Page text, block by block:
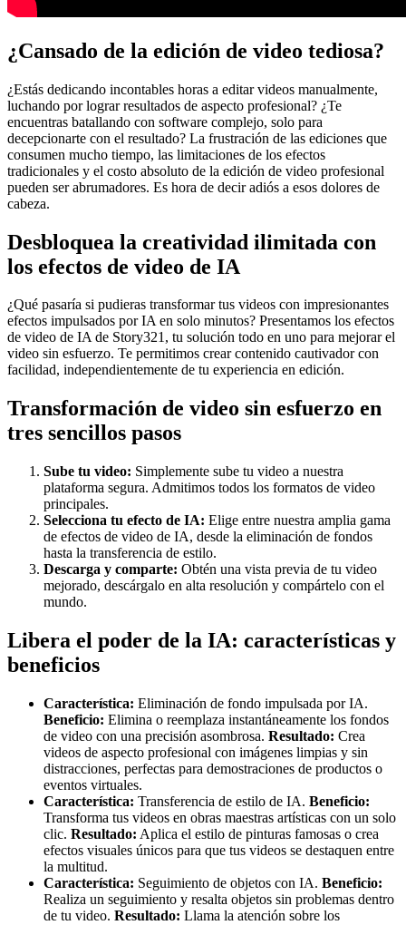
¿Cansado de la edición de video tediosa?
¿Estás dedicando incontables horas a editar videos manualmente,
luchando por lograr resultados de aspecto profesional? ¿Te
encuentras batallando con software complejo, solo para
decepcionarte con el resultado? La frustración de las ediciones que
consumen mucho tiempo, las limitaciones de los efectos
tradicionales y el costo absoluto de la edición de video profesional
pueden ser abrumadores. Es hora de decir adiós a esos dolores de
cabeza.
Desbloquea la creatividad ilimitada con
los efectos de video de IA
¿Qué pasaría si pudieras transformar tus videos con impresionantes
efectos impulsados por IA en solo minutos? Presentamos los efectos
de video de IA de Story321, tu solución todo en uno para mejorar el
video sin esfuerzo. Te permitimos crear contenido cautivador con
facilidad, independientemente de tu experiencia en edición.
Transformación de video sin esfuerzo en
tres sencillos pasos
Sube tu video: Simplemente sube tu video a nuestra
plataforma segura. Admitimos todos los formatos de video
principales.
Selecciona tu efecto de IA: Elige entre nuestra amplia gama
de efectos de video de IA, desde la eliminación de fondos
hasta la transferencia de estilo.
Descarga y comparte: Obtén una vista previa de tu video
mejorado, descárgalo en alta resolución y compártelo con el
mundo.
Libera el poder de la IA: características y
beneficios
Característica: Eliminación de fondo impulsada por IA.
Beneficio: Elimina o reemplaza instantáneamente los fondos
de video con una precisión asombrosa. Resultado: Crea
videos de aspecto profesional con imágenes limpias y sin
distracciones, perfectas para demostraciones de productos o
eventos virtuales.
Característica: Transferencia de estilo de IA. Beneficio:
Transforma tus videos en obras maestras artísticas con un solo
clic. Resultado: Aplica el estilo de pinturas famosas o crea
efectos visuales únicos para que tus videos se destaquen entre
la multitud.
Característica: Seguimiento de objetos con IA. Beneficio:
Realiza un seguimiento y resalta objetos sin problemas dentro
de tu video. Resultado: Llama la atención sobre los